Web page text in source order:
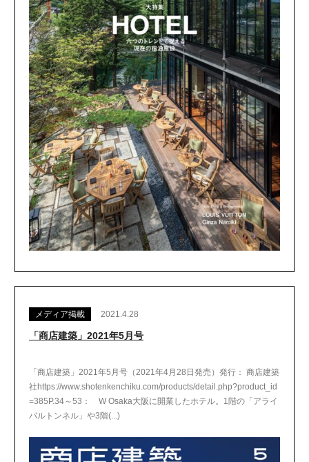
メディア掲載 2021.4.28
「商店建築」2021年5月号
「商店建築」2021年5月号（2021年4月28日発売）発行： 商店建築
社https://www.shotenkenchiku.com/products/detail.php?product_id
=385P.34～53： W Osaka大阪に開業したホテル。1階の「アライ
バルトンネル」や3階(...)